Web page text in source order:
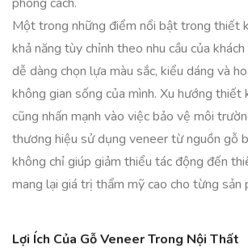
Một trong những điểm nổi bật trong thiết
khả năng tùy chỉnh theo nhu cầu của
dễ dàng chọn lựa màu sắc, kiểu dáng và
không gian sống của mình. Xu hướng thiết
cũng nhấn mạnh vào việc bảo vệ môi
thương hiệu sử dụng veneer từ nguồn gỗ
không chỉ giúp giảm thiểu tác động đến
mang lại giá trị thẩm mỹ cao cho từng sản
Lợi Ích Của Gỗ Veneer Trong Nội Thất